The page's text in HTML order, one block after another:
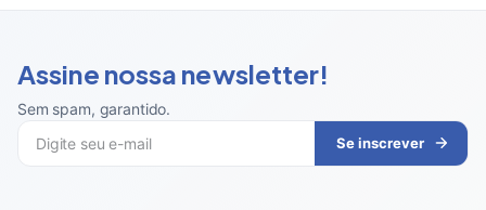
Assine nossa newsletter!
Sem spam, garantido.
Se inscrever